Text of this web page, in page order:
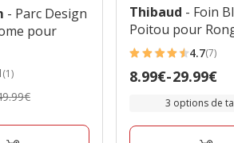
- Parc Design
pour
(1)
Thibaud - Foin
Poitou pour
4.7
étoiles
4.7(7)
Prix
à
8.99€-29.99€
3 options de